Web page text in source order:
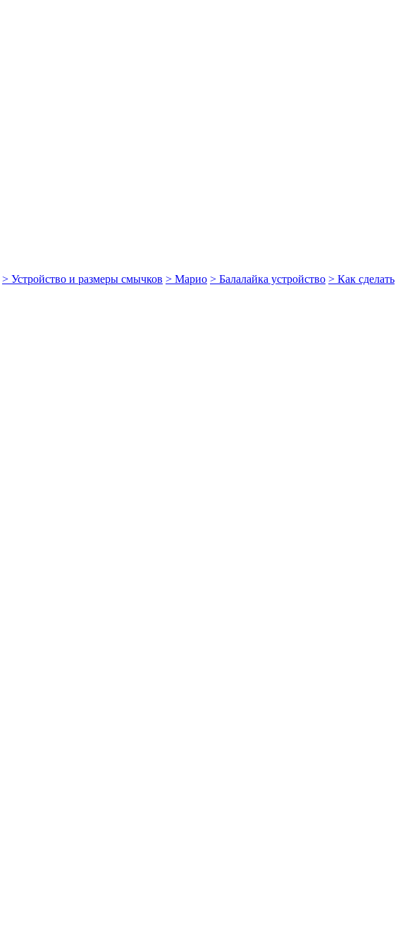
> Устройство и размеры смычков > Марио > Балалайка устройство > Как сделать